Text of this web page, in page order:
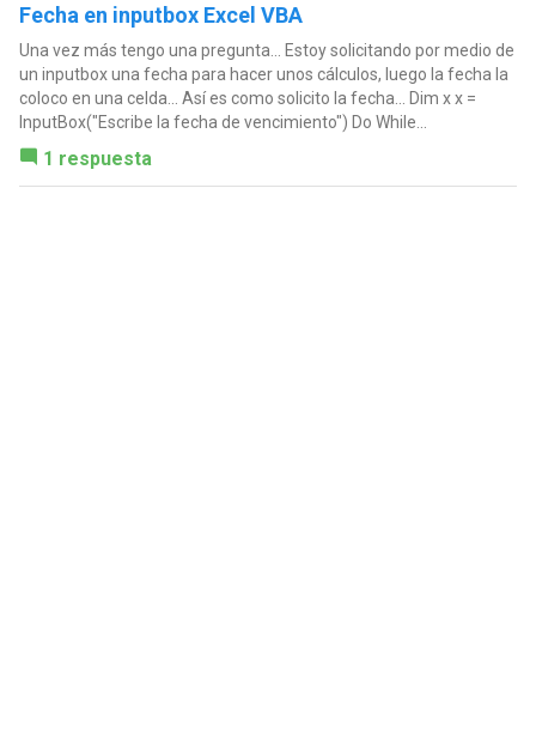
Fecha en inputbox Excel VBA
Una vez más tengo una pregunta... Estoy solicitando por medio de
un inputbox una fecha para hacer unos cálculos, luego la fecha la
coloco en una celda... Así es como solicito la fecha... Dim x x =
InputBox("Escribe la fecha de vencimiento") Do While...
1 respuesta